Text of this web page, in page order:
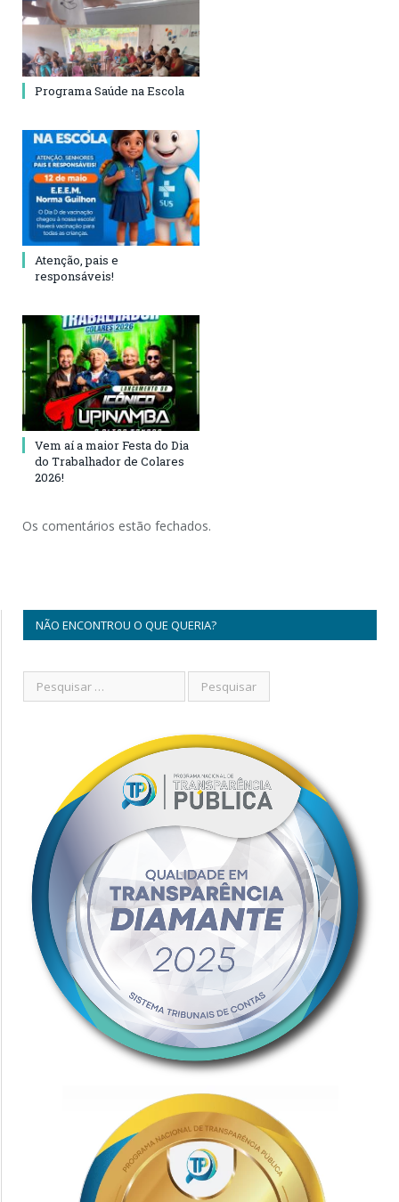
Programa Saúde na Escola
Atenção, pais e
responsáveis!
Vem aí a maior Festa do Dia
do Trabalhador de Colares
2026!
Os comentários estão fechados.
NÃO ENCONTROU O QUE QUERIA?